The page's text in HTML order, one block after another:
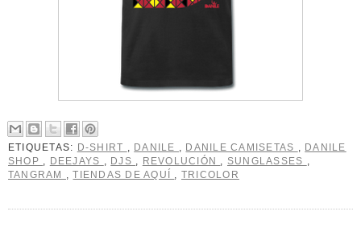
ETIQUETAS: D-SHIRT , DANILE , DANILE CAMISETAS , DANILE
SHOP , DEEJAYS , DJS , REVOLUCIÓN , SUNGLASSES ,
TANGRAM ,TIENDAS DE AQUÍ , TRICOLOR